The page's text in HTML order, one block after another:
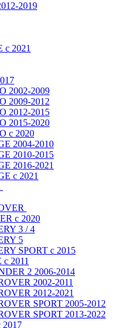
2019
с 2021
2002-2009
2009-2012
2012-2015
2015-2020
с 2020
2004-2010
2010-2015
2016-2021
с 2021
с 2020
3 / 4
5
SPORT с 2015
2011
2 2006-2014
2002-2011
2012-2021
SPORT 2005-2012
SPORT 2013-2022